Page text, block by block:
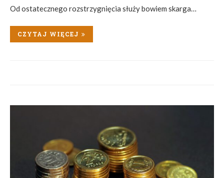
Od ostatecznego rozstrzygnięcia służy bowiem skarga…
CZYTAJ WIĘCEJ